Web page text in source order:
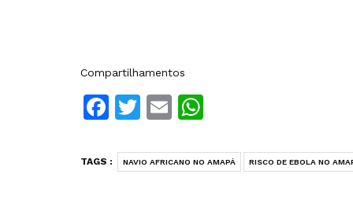
Compartilhamentos
Facebook
Twitter
Email
TAGS : NAVIO AFRICANO NO AMAPÁ RISCO DE EBOLA NO